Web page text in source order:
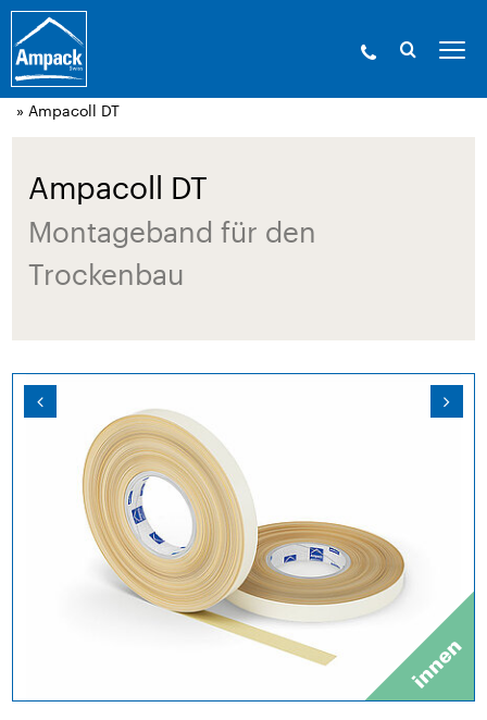
Ampack - Die Experten der Gebäudehülle. Seit
1946.»Produkte
Zubehör»
» Ampacoll DT
Ampacoll DT
Montageband für den
Trockenbau